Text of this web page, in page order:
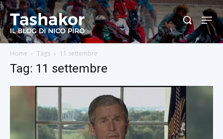
Home Tags 11 settembre
Tag: 11 settembre